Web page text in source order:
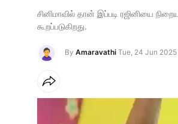
சினிமாவில் தான் இப்படி ரஜினியை
கூறப்படுகிறது.
By Amaravathi Tue, 24 Jun 2025